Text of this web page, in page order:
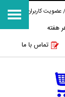
عضویت کاربران
هفته
تماس با ما